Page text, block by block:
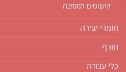
קישוטים למסיבה
חומרי יצירה
חורף
כלי עבודה